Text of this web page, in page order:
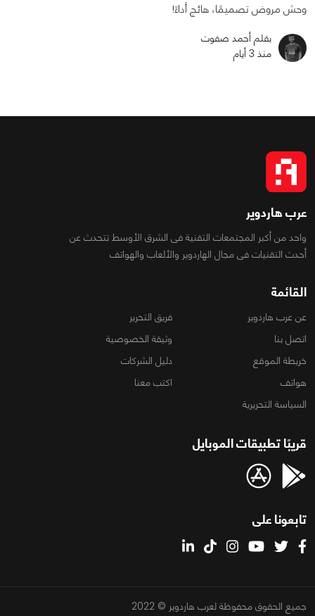
وحش مروض تصميمًا، هائج أداءً!
بقلم أحمد صفوت
منذ 3 أيام
عرب هاردوير
واحد من أكبر المجتمعات التقنية فى الشرق الأوسط تتحدث عن
أحدث التقنيات فى مجال الهاردوير والألعاب والهواتف
القائمة
عن عرب هاردوير
فريق التحرير
اتصل بنا
وثيقة الخصوصية
خريطة الموقع
دليل الشركات
هواتف
اكتب معنا
السياسة التحريرية
قريبًا تطبيقات الموبايل
تابعونا على
جميع الحقوق محفوظة لعرب هاردوير © 2022